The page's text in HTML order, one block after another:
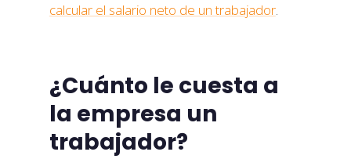
calcular el salario neto de un trabajador.
¿Cuánto le cuesta a
la empresa un
trabajador?